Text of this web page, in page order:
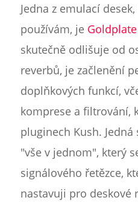
Jedna z emulací
používám, je
skutečně odlišuje od
reverbů, je začlenění
doplňkových funkcí,
komprese a filtrování,
pluginech Kush.
"vše v jednom", který
signálového řetězce,
nastavuji pro deskové